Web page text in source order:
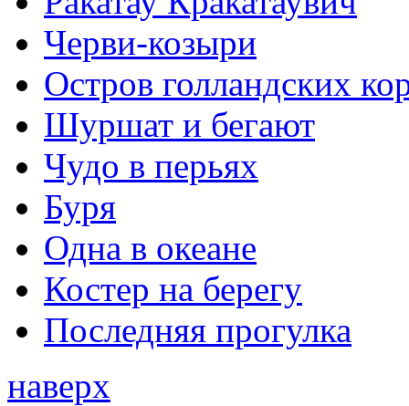
Черви-козыри
Остров голландских
Шуршат и бегают
Чудо в перьях
Буря
Одна в океане
Костер на берегу
Последняя прогулка
наверх